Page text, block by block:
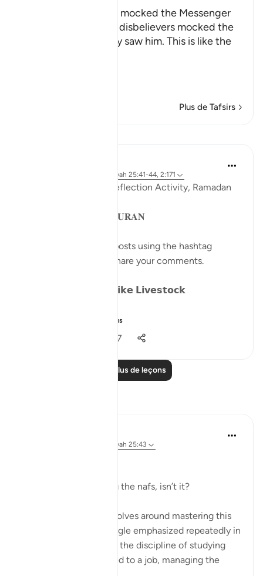
How the Disbelievers mocked the Messenger
Allah tells us how the disbelievers mocked the
Messenger when they saw him. This is like the
Plus de Tafsirs
ayah 25:41-44, 2:171
QuranReflect Group Reflection Activity, Ramadan
𝐏𝐀𝐑𝐀𝐁𝐋𝐄𝐒 𝐈𝐍 𝐓𝐇𝐄 𝐐𝐔𝐑𝐀𝐍
Catch up on previous posts using the hashtag
and please share your comments.
𝗗𝗮𝘆 𝟴: 𝗪𝗮𝗻𝗱𝗲𝗿𝗶𝗻𝗴 𝗹𝗶𝗸𝗲 𝗟𝗶𝘃𝗲𝘀𝘁𝗼𝗰𝗸
Voir plus
1 077
Lire plus de leçons
ayah 25:43
It’s all about controlling the nafs, isn’t it?
Life, in its essence, revolves around mastering this
inner struggle—a struggle emphasized repeatedly in
the Quran. Whether it’s the discipline of studying
hard, staying committed to a job, managing the